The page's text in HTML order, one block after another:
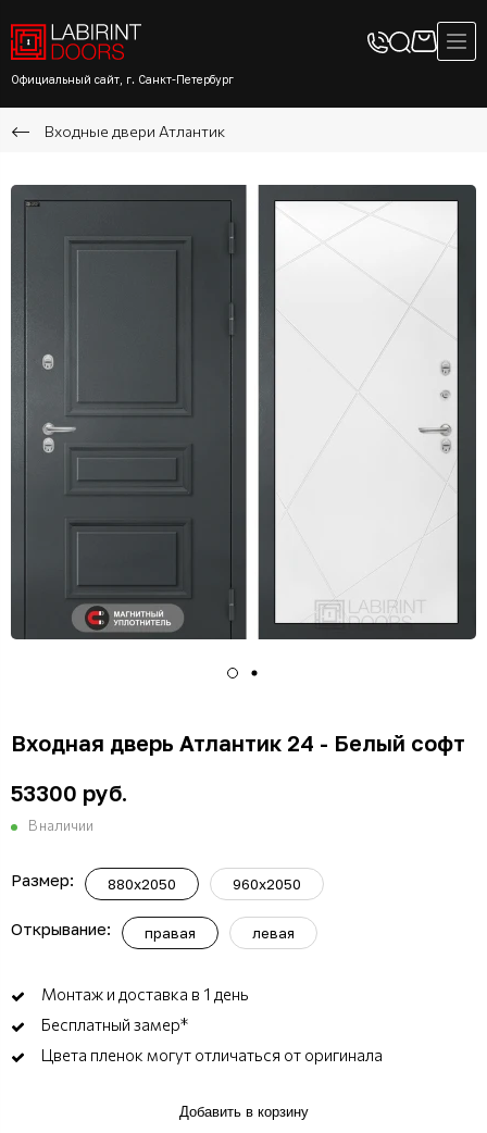
Официальный сайт, г. Санкт-Петербург
Входные двери Атлантик
Входная дверь Атлантик 24 - Белый софт
53300 руб.
В наличии
Размер: 880x2050 960x2050
Открывание: правая левая
Монтаж и доставка в 1 день
Бесплатный замер*
Цвета пленок могут отличаться от оригинала
Добавить в корзину